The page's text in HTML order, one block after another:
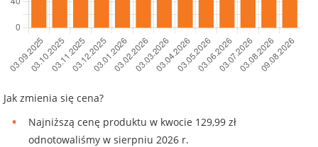
Jak zmienia się cena?
Najniższą cenę produktu w kwocie 129,99 zł
odnotowaliśmy w sierpniu 2026 r.